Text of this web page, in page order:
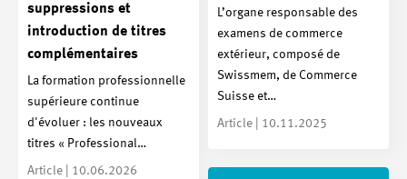
suppressions et
introduction de titres
complémentaires
La formation professionnelle
supérieure continue
d'évoluer : les nouveaux
titres « Professional…
Article | 10.06.2026
L’organe responsable des
examens de commerce
extérieur, composé de
Swissmem, de Commerce
Suisse et…
Article | 10.11.2025